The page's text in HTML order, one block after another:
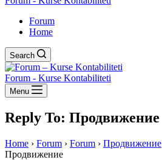
Forum
Home
Search
Forum - Kurse Kontabiliteti
Menu
Reply To: Продвижение
Home › Forum › Forum › Продвижение
Продвижение